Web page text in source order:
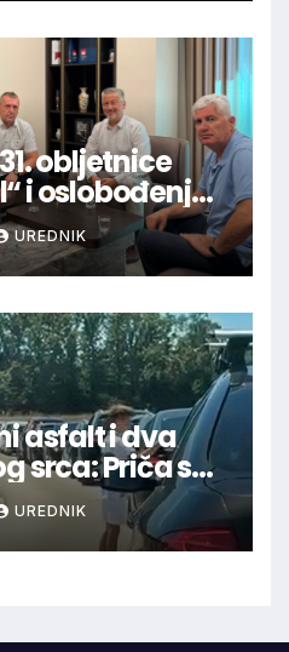
obljetnice
i oslobođenja
HNS-a
UREDNIK
asfalt i dva
srca: Priča s
regiju
UREDNIK